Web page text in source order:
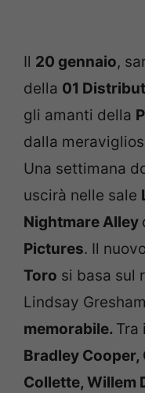
Il 20 gennaio,
della 01
gli amanti della
dalla
Una settimana
uscirà nelle sale
Nightmare Alley
Pictures. Il
Toro si basa sul
Lindsay
memorabile. Tra
Bradley Cooper,
Collette, Willem